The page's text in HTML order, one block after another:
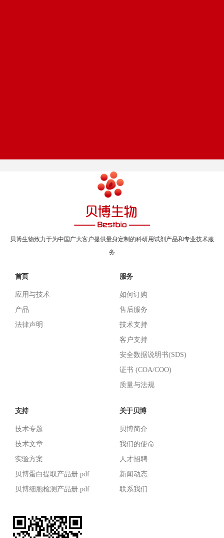
贝博生物致力于为中国广大客户提供量身定制的科研用试剂产品和专业技术服
务
首页
应用与技术
产品
法律声明
服务
如何订购
售后服务
技术支持
客户支持
安全数据说明书(SDS)
证书 (COA/COO)
质量与法规
支持
技术专题
技术文章
实验方案
贝博蛋白提取产品册.pdf
贝博细胞检测产品册.pdf
关于贝博
贝博简介
我们的使命
人才招聘
新闻动态
联系我们